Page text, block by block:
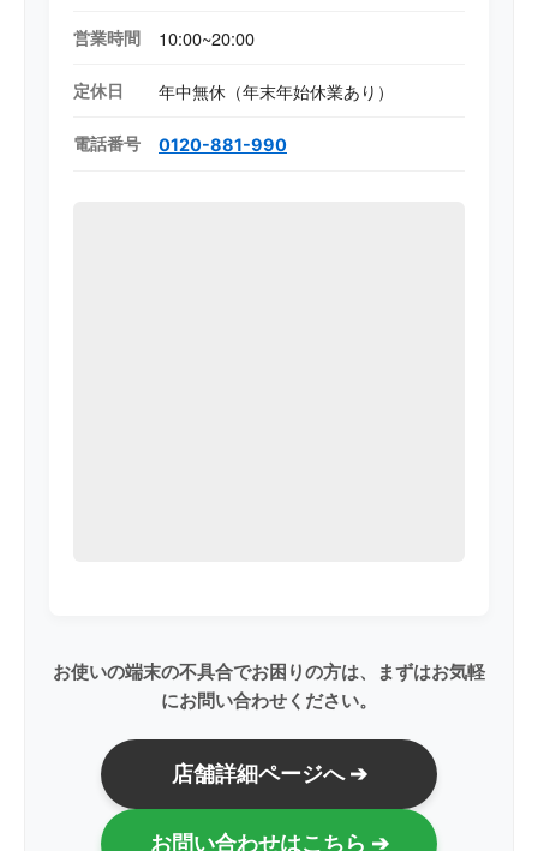
営業時間 10:00~20:00
定休日 年中無休（年末年始休業あり）
電話番号 0120-881-990
お使いの端末の不具合でお困りの方は、まずはお気軽
にお問い合わせください。
店舗詳細ページへ ➔
お問い合わせはこちら ➔